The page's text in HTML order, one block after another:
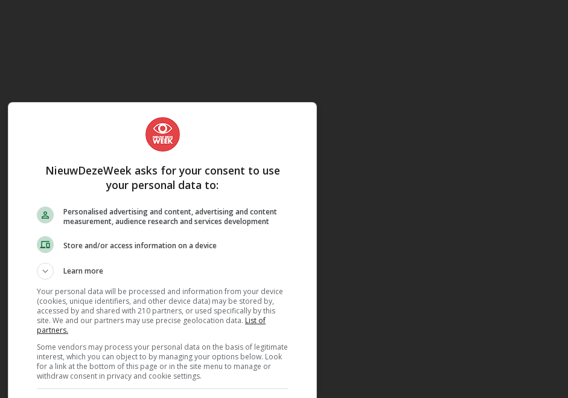
NieuwDezeWeek asks for your consent to use
your personal data to:
Personalised advertising and content, advertising and content
measurement, audience research and services development
Store and/or access information on a device
Learn more
Your personal data will be processed and information from your device
(cookies, unique identifiers, and other device data) may be stored by,
accessed by and shared with 210 partners, or used specifically by this
site. We and our partners may use precise geolocation data. List of
partners.
Some vendors may process your personal data on the basis of legitimate
interest, which you can object to by managing your options below. Look
for a link at the bottom of this page or in the site menu to manage or
withdraw consent in privacy and cookie settings.